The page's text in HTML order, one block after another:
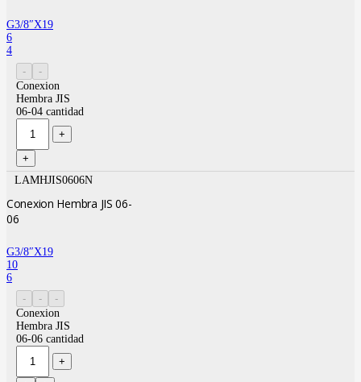
G3/8″X19
6
4
Conexion
Hembra JIS
06-04 cantidad
LAMHJIS0606N
Conexion Hembra JIS 06-
06
G3/8″X19
10
6
Conexion
Hembra JIS
06-06 cantidad